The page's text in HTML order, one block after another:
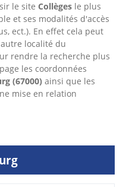
le site Collèges le plus
et ses modalités d'accès
ect.). En effet cela peut
localité du
rendre la recherche plus
les coordonnées
(67000) ainsi que les
mise en relation